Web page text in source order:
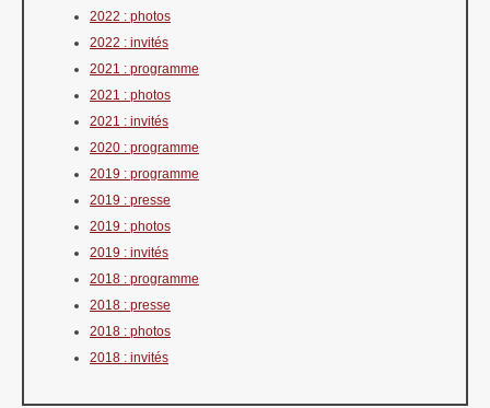
2022 : photos
2022 : invités
2021 : programme
2021 : photos
2021 : invités
2020 : programme
2019 : programme
2019 : presse
2019 : photos
2019 : invités
2018 : programme
2018 : presse
2018 : photos
2018 : invités